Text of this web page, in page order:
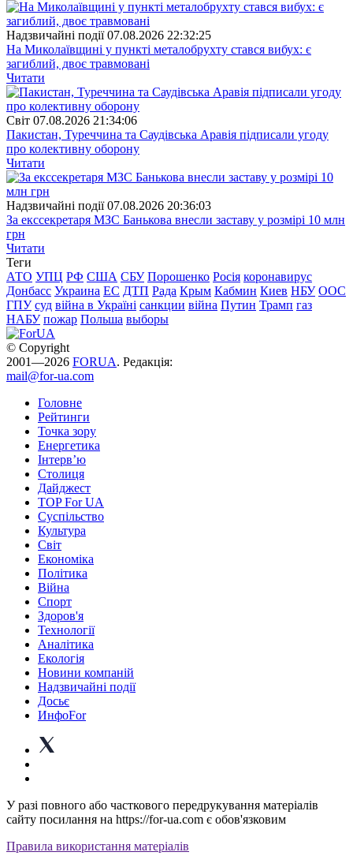
Надзвичайні події 07.08.2026 22:32:25
На Миколаївщині у пункті металобрухту стався вибух: є
загиблий, двоє травмовані
Читати
Свiт 07.08.2026 21:34:06
Пакистан, Туреччина та Саудівська Аравія підписали угоду
про колективну оборону
Читати
Надзвичайні події 07.08.2026 20:36:03
За екссекретаря МЗС Банькова внесли заставу у розмірі 10 млн
грн
Читати
Теги
АТО УПЦ РФ США СБУ Порошенко Росія коронавирус
Донбасс Украина ЕС ДТП Рада Крым Кабмин Киев НБУ ООС
ГПУ суд війна в Україні санкции війна Путин Трамп газ
НАБУ пожар Польша выборы
© Copyright
2001—2026 FORUA. Редакція:
mail@for-ua.com
Головне
Рейтинги
Точка зору
Енергетика
Інтерв’ю
Столиця
Дайджест
TOP For UA
Суспiльство
Культура
Світ
Економіка
Політика
Війна
Спорт
Здоров'я
Технології
Аналітика
Екологія
Новини компаній
Надзвичайні події
Досьє
ИнфоFor
У разі повного або часткового передрукування матеріалів
сайту посилання на https://for-ua.com є обов'язковим
Правила використання матеріалів